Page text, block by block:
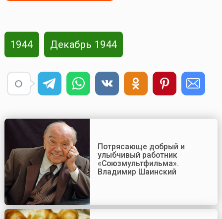
1944 Декабрь 1944
Потрясающе добрый и
улыбчивый работник
«Союзмультфильма».
Владимир Шаинский